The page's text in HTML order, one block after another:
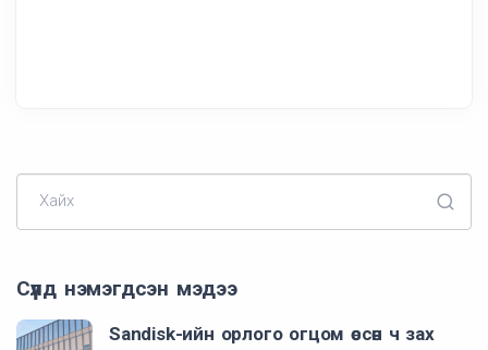
Хайх
Сүүлд нэмэгдсэн мэдээ
Sandisk-ийн орлого огцом өссөн ч зах